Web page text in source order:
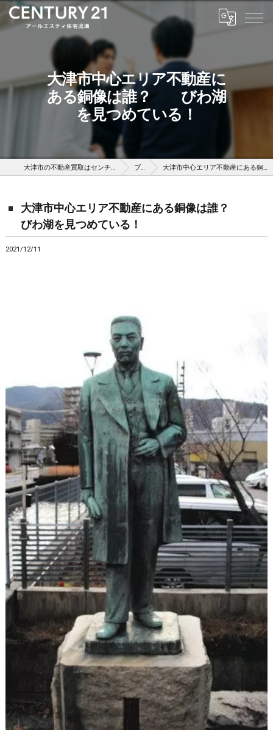
大津市中心エリア不動産に
ある銅像は誰？ びわ湖
を見つめている！
大津市の不動産買取はセンチュリー21アールエスティ住宅流通 ブログ 大津市中心エリア不動産にある銅像は誰？ びわ湖を見つめている！
大津市中心エリア不動産にある銅像は誰？
びわ湖を見つめている！
2021/12/11